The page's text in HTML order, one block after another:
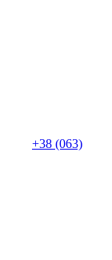
+38 (063)